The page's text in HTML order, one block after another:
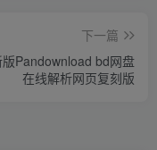
下一篇
Pandownload bd网盘
在线解析网页复刻版